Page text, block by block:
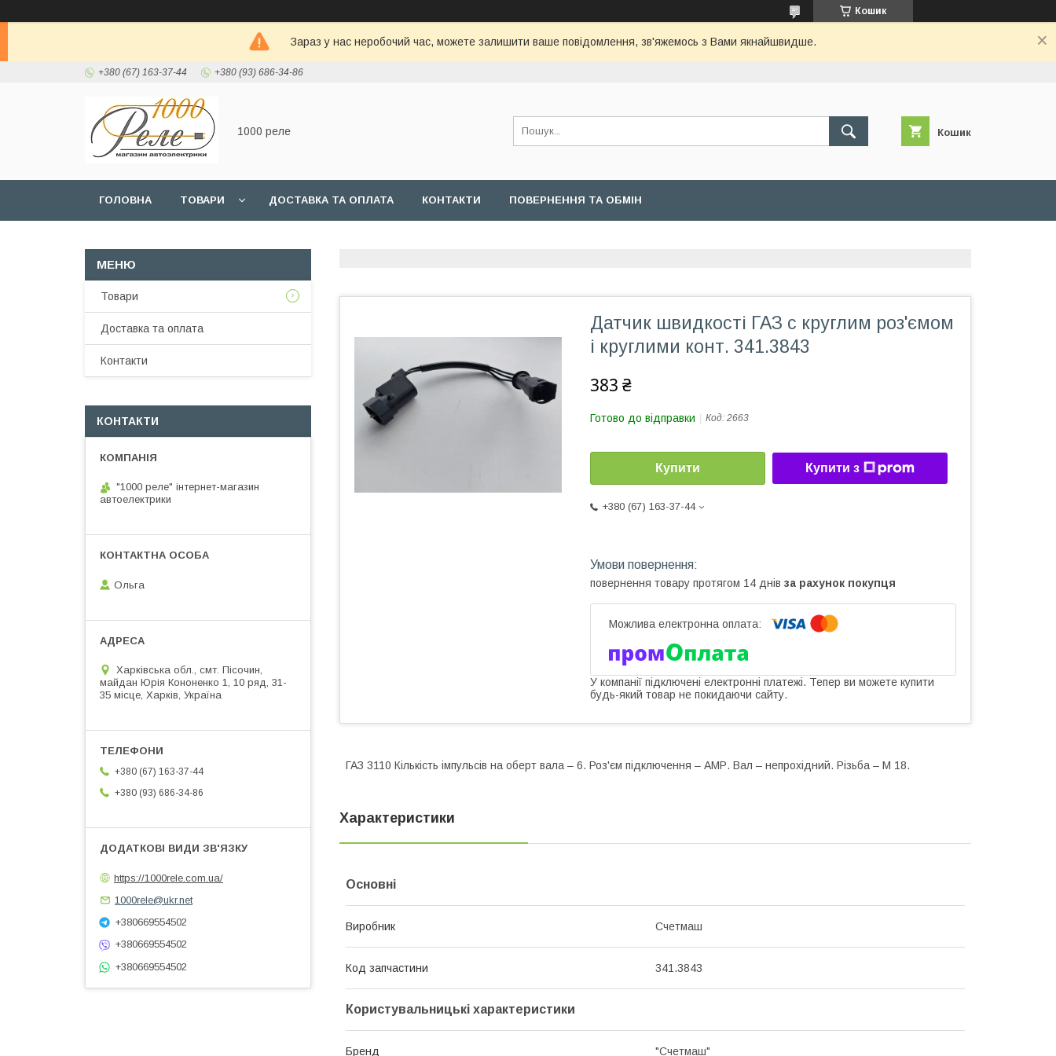
Кошик
Зараз у нас неробочий час, можете залишити ваше повідомлення, зв'яжемось з Вами якнайшвидше.
+380 (67) 163-37-44 +380 (93) 686-34-86
1000 реле Кошик
ГОЛОВНА ТОВАРИ ДОСТАВКА ТА ОПЛАТА КОНТАКТИ ПОВЕРНЕННЯ ТА ОБМІН
Датчик швидкості ГАЗ с круглим роз'ємом
і круглими конт. 341.3843
383 ₴
Готово до відправки Код: 2663
Купити Купити з
+380 (67) 163-37-44
повернення товару протягом 14 днів за рахунок покупця
У компанії підключені електронні платежі. Тепер ви можете купити
будь-який товар не покидаючи сайту.
ГАЗ 3110 Кількість імпульсів на оберт вала – 6. Роз'єм підключення – АМР. Вал – непрохідний. Різьба – М 18.
Характеристики
Основні
Виробник Счетмаш
Код запчастини 341.3843
Користувальницькі характеристики
Бренд "Счетмaш"
Товари
Доставка та оплата
Контакти
КОНТАКТИ
"1000 реле" інтернет-магазин
автоелектрики
Ольга
Харківська обл., смт. Пісочин,
майдан Юрія Кононенко 1, 10 ряд, 31-
35 місце, Харків, Україна
+380 (67) 163-37-44
+380 (93) 686-34-86
https://1000rele.com.ua/
1000rele@ukr.net
+380669554502
+380669554502
+380669554502